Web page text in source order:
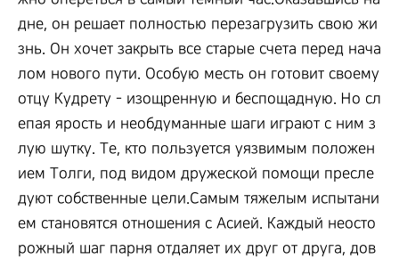
дне, он решает полностью перезагрузить свою жи
знь. Он хочет закрыть все старые счета перед нача
лом нового пути. Особую месть он готовит своему
отцу Кудрету - изощренную и беспощадную. Но сл
епая ярость и необдуманные шаги играют с ним з
лую шутку. Те, кто пользуется уязвимым положен
ием Толги, под видом дружеской помощи пресле
дуют собственные цели.Самым тяжелым испытани
ем становятся отношения с Асией. Каждый неосто
рожный шаг парня отдаляет их друг от друга, дов